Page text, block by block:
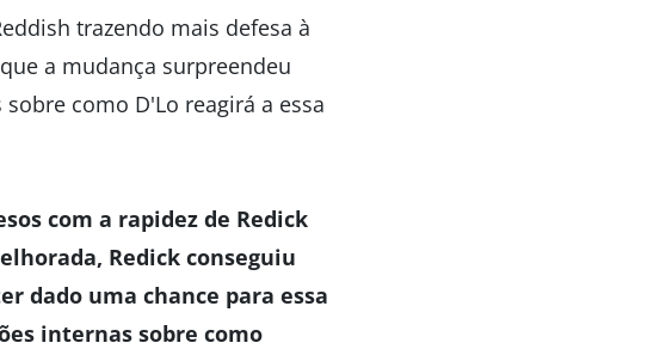
trazendo mais defesa à
a mudança surpreendeu
como D'Lo reagirá a essa
com a rapidez de Redick
Redick conseguiu
dado uma chance para essa
internas sobre como